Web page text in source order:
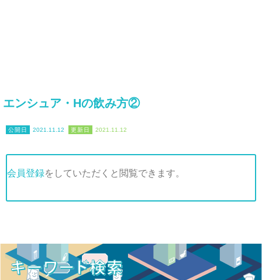
エンシュア・Hの飲み方②
2021.11.12 2021.11.12
会員登録をしていただくと閲覧できます。